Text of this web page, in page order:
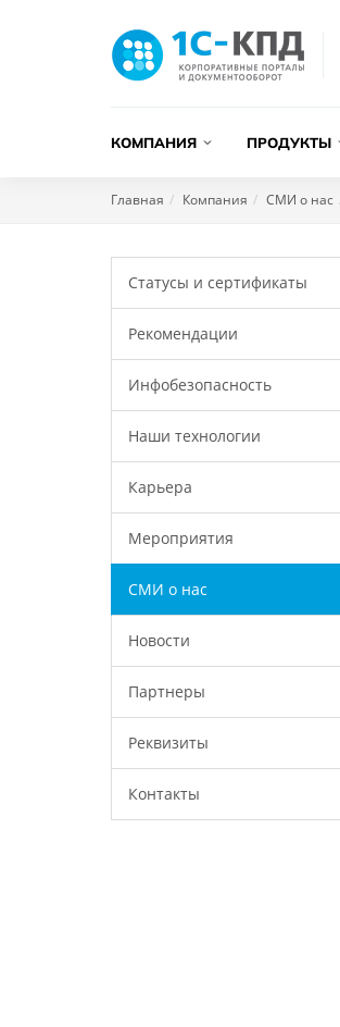
КОМПАНИЯ ПРОДУКТЫ
Главная Компания СМИ о нас
Статусы и сертификаты
Рекомендации
Инфобезопасность
Наши технологии
Карьера
Мероприятия
СМИ о нас
Новости
Партнеры
Реквизиты
Контакты